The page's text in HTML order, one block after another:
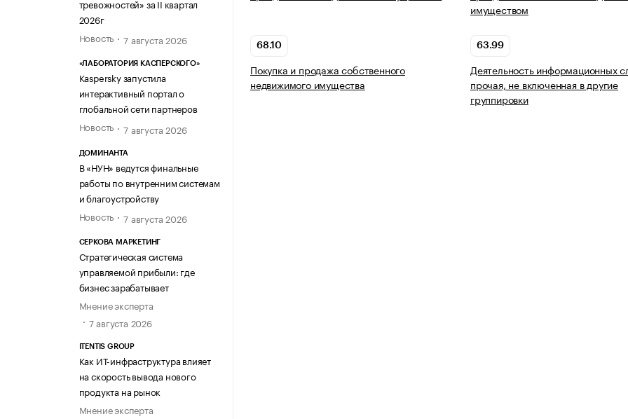
тревожностей» за II квартал
2026г
Новость
7 августа 2026
«ЛАБОРАТОРИЯ КАСПЕРСКОГО»
Kaspersky запустила
интерактивный портал о
глобальной сети партнеров
Новость
7 августа 2026
ДОМИНАНТА
В «НУН» ведутся финальные
работы по внутренним системам
и благоустройству
Новость
7 августа 2026
СЕРКОВА МАРКЕТИНГ
Стратегическая система
управляемой прибыли: где
бизнес зарабатывает
Мнение эксперта
7 августа 2026
ITENTIS GROUP
Как ИТ-инфраструктура влияет
на скорость вывода нового
продукта на рынок
Мнение эксперта
имуществом
68.10
Покупка и продажа собственного
недвижимого имущества
63.99
Деятельность информационных
прочая, не включенная в другие
группировки